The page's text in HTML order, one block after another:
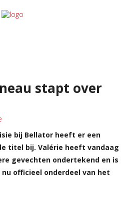
stapt over
bij Bellator heeft er een
titel bij. Valérie heeft vandaag
gevechten ondertekend en is
nu officieel onderdeel van het